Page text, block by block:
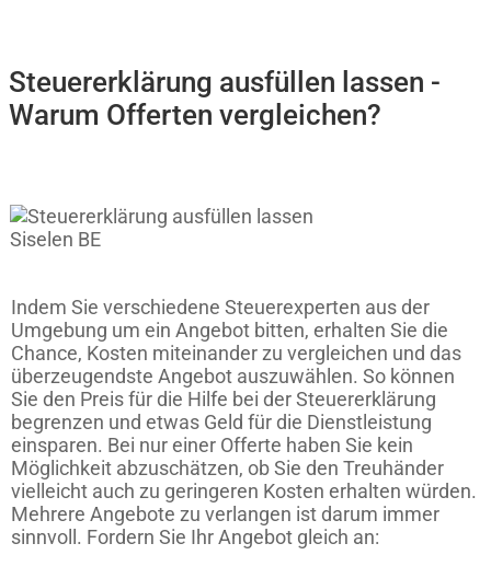
Steuererklärung ausfüllen lassen -
Warum Offerten vergleichen?
Indem Sie verschiedene Steuerexperten aus der
Umgebung um ein Angebot bitten, erhalten Sie die
Chance, Kosten miteinander zu vergleichen und das
überzeugendste Angebot auszuwählen. So können
Sie den Preis für die Hilfe bei der Steuererklärung
begrenzen und etwas Geld für die Dienstleistung
einsparen. Bei nur einer Offerte haben Sie kein
Möglichkeit abzuschätzen, ob Sie den Treuhänder
vielleicht auch zu geringeren Kosten erhalten würden.
Mehrere Angebote zu verlangen ist darum immer
sinnvoll. Fordern Sie Ihr Angebot gleich an: